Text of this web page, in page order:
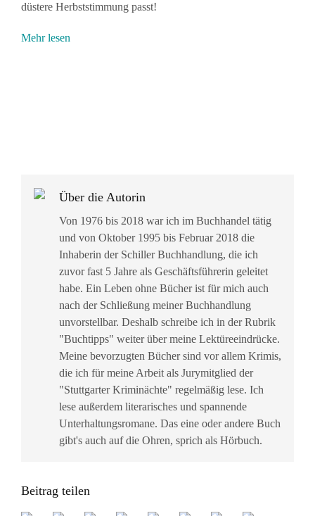
düstere Herbststimmung passt!
Mehr lesen
Über die Autorin
Von 1976 bis 2018 war ich im Buchhandel tätig
und von Oktober 1995 bis Februar 2018 die
Inhaberin der Schiller Buchhandlung, die ich
zuvor fast 5 Jahre als Geschäftsführerin geleitet
habe. Ein Leben ohne Bücher ist für mich auch
nach der Schließung meiner Buchhandlung
unvorstellbar. Deshalb schreibe ich in der Rubrik
"Buchtipps" weiter über meine Lektüreeindrücke.
Meine bevorzugten Bücher sind vor allem Krimis,
die ich für meine Arbeit als Jurymitglied der
"Stuttgarter Kriminächte" regelmäßig lese. Ich
lese außerdem literarisches und spannende
Unterhaltungsromane. Das eine oder andere Buch
gibt's auch auf die Ohren, sprich als Hörbuch.
Beitrag teilen